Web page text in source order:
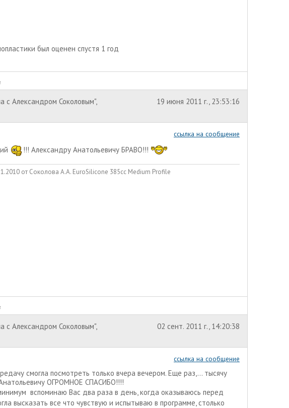
был оценен спустя 1 год
Александром Соколовым",
19 июня 2011 г., 23:53:16
ссылка на сообщение
!!! Александру Анатольевичу БРАВО!!!
от Соколова А.А. EuroSilicone 385сс Medium Profile
Александром Соколовым",
02 сент. 2011 г., 14:20:38
ссылка на сообщение
смогла посмотреть только вчера вечером. Еще раз,... тысячу
ОГРОМНОЕ СПАСИБО!!!!
вспоминаю Вас два раза в день, когда оказываюсь перед
высказать все что чувствую и испытываю в программе, столько